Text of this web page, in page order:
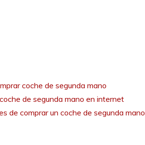
coche de segunda mano
de segunda mano en internet
de comprar un coche de segunda mano